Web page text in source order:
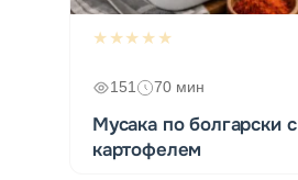
★★★★★
151 70 мин
Мусака по болгарски с
картофелем